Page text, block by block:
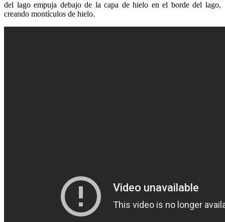
del lago empuja debajo de la capa de hielo en el borde del lago,
creando montículos de hielo.